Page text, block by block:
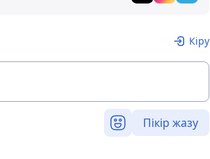
Кіру
Пікір жазу